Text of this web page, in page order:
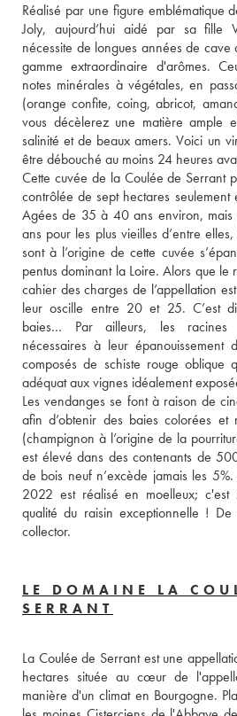
Réalisé par une figure emblématique
Joly, aujourd’hui aidé par sa fille
nécessite de longues années de
gamme extraordinaire d'arômes.
notes minérales à végétales, en
(orange confite, coing, abricot,
vous décèlerez une matière ample
salinité et de beaux amers. Voici un
être débouché au moins 24 heures
Cette cuvée de la Coulée de Serrant
contrôlée de sept hectares
Agées de 35 à 40 ans environ,
ans pour les plus vieilles d’entre
sont à l’origine de cette cuvée
pentus dominant la Loire. Alors que le
cahier des charges de l’appellation
leur oscille entre 20 et 25. C’est
baies… Par ailleurs, les racines
nécessaires à leur épanouissement
composés de schiste rouge oblique
adéquat aux vignes idéalement
Les vendanges se font à raison de
afin d’obtenir des baies colorées et
(champignon à l’origine de la
est élevé dans des contenants de
de bois neuf n’excède jamais les
2022 est réalisé en moelleux; c'est
qualité du raisin exceptionnelle !
collector.
LE DOMAINE LA
SERRANT
La Coulée de Serrant est une
hectares située au cœur de
manière d'un climat en Bourgogne.